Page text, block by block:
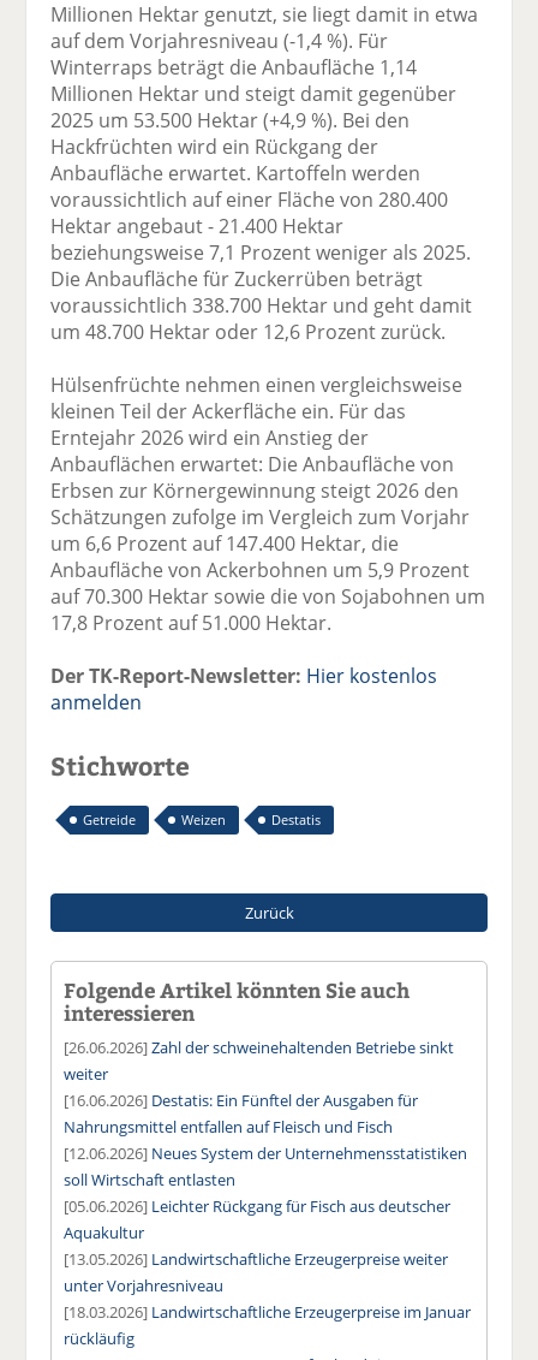
Millionen Hektar genutzt, sie liegt damit in etwa
auf dem Vorjahresniveau (-1,4 %). Für
Winterraps beträgt die Anbaufläche 1,14
Millionen Hektar und steigt damit gegenüber
2025 um 53.500 Hektar (+4,9 %). Bei den
Hackfrüchten wird ein Rückgang der
Anbaufläche erwartet. Kartoffeln werden
voraussichtlich auf einer Fläche von 280.400
Hektar angebaut - 21.400 Hektar
beziehungsweise 7,1 Prozent weniger als 2025.
Die Anbaufläche für Zuckerrüben beträgt
voraussichtlich 338.700 Hektar und geht damit
um 48.700 Hektar oder 12,6 Prozent zurück.
Hülsenfrüchte nehmen einen vergleichsweise
kleinen Teil der Ackerfläche ein. Für das
Erntejahr 2026 wird ein Anstieg der
Anbauflächen erwartet: Die Anbaufläche von
Erbsen zur Körnergewinnung steigt 2026 den
Schätzungen zufolge im Vergleich zum Vorjahr
um 6,6 Prozent auf 147.400 Hektar, die
Anbaufläche von Ackerbohnen um 5,9 Prozent
auf 70.300 Hektar sowie die von Sojabohnen um
17,8 Prozent auf 51.000 Hektar.
Der TK-Report-Newsletter: Hier kostenlos
anmelden
Stichworte
Getreide Weizen Destatis
Zurück
Folgende Artikel könnten Sie auch
interessieren
[26.06.2026]Zahl der schweinehaltenden Betriebe sinkt
weiter
[16.06.2026] Destatis: Ein Fünftel der Ausgaben für
Nahrungsmittel entfallen auf Fleisch und Fisch
[12.06.2026] Neues System der Unternehmensstatistiken
soll Wirtschaft entlasten
[05.06.2026] Leichter Rückgang für Fisch aus deutscher
Aquakultur
[13.05.2026] Landwirtschaftliche Erzeugerpreise weiter
unter Vorjahresniveau
[18.03.2026] Landwirtschaftliche Erzeugerpreise im Januar
rückläufig